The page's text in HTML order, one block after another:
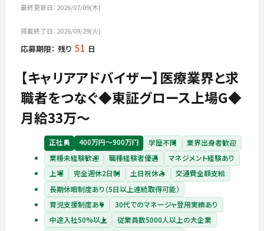
最終更新日：2026/07/09(木)
掲載終了日：2026/09/29(火)
応募期限： 残り 51 日
【キャリアアドバイザー】医療業界と求
職者をつなぐ◆東証グロース上場G◆
月給33万〜
正社員 400万円〜900万円 学歴不問
業界出身者歓迎
業種未経験歓迎
職種経験者優遇
マネジメント経験あり
上場
完全週休2日制 土日祝休み
交通費全額支給
長期休暇制度あり（5日以上連続取得可能）
育児支援制度あり
30代でのマネージャ登用実績あり
中途入社50%以上
従業員数5000人以上の大企業